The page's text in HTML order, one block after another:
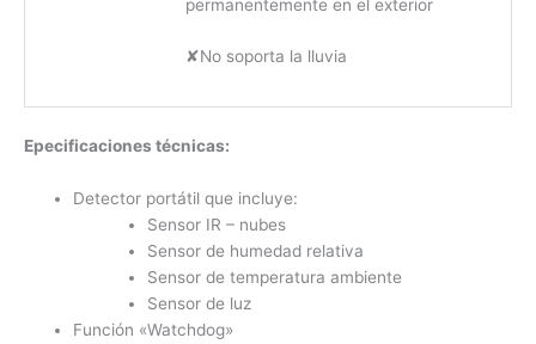
permanentemente en el exterior
✘No soporta la lluvia
Epecificaciones técnicas:
Detector portátil que incluye:
Sensor IR – nubes
Sensor de humedad relativa
Sensor de temperatura ambiente
Sensor de luz
Función «Watchdog»